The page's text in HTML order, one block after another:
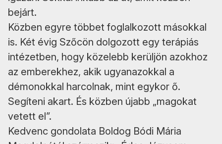
bejárt.
Közben egyre többet foglalkozott másokkal
is. Két évig Szőcön dolgozott egy terápiás
intézetben, hogy közelebb kerüljön azokhoz
az emberekhez, akik ugyanazokkal a
démonokkal harcolnak, mint egykor ő.
Segíteni akart. És közben újabb „magokat
vetett el”.
Kedvenc gondolata Boldog Bódi Mária